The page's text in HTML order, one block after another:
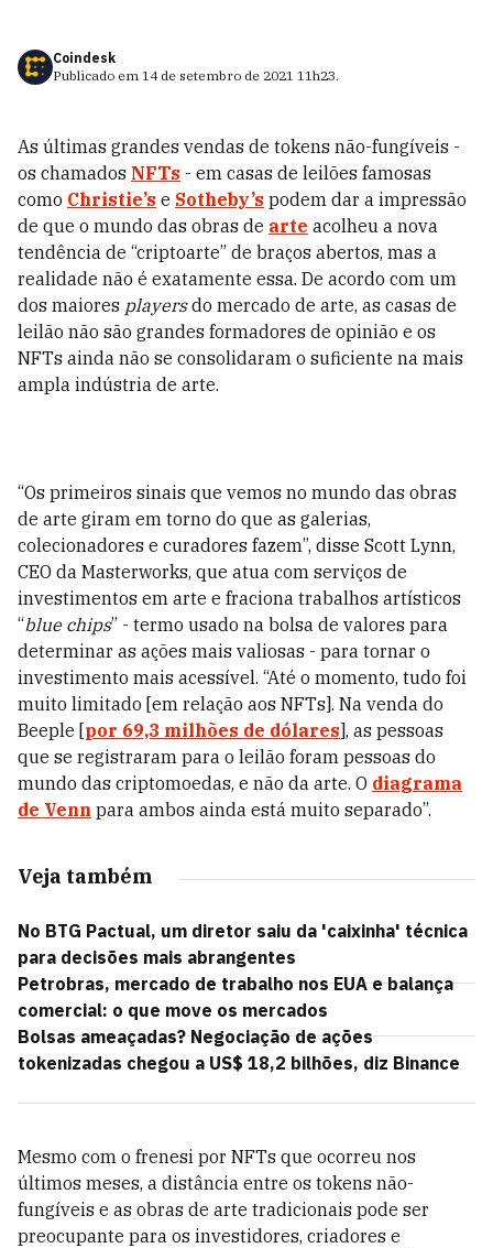
Coindesk
Publicado em 14 de setembro de 2021 11h23.
As últimas grandes vendas de tokens não-fungíveis -
os chamados NFTs - em casas de leilões famosas
como Christie’s e Sotheby’s podem dar a impressão
de que o mundo das obras de arte acolheu a nova
tendência de “criptoarte” de braços abertos, mas a
realidade não é exatamente essa. De acordo com um
dos maiores playersdo mercado de arte, as casas de
leilão não são grandes formadores de opinião e os
NFTs ainda não se consolidaram o suficiente na mais
ampla indústria de arte.
“Os primeiros sinais que vemos no mundo das obras
de arte giram em torno do que as galerias,
colecionadores e curadores fazem”, disse Scott Lynn,
CEO da Masterworks, que atua com serviços de
investimentos em arte e fraciona trabalhos artísticos
“blue chips” - termo usado na bolsa de valores para
determinar as ações mais valiosas - para tornar o
investimento mais acessível. “Até o momento, tudo foi
muito limitado [em relação aos NFTs]. Na venda do
Beeple [por 69,3 milhões de dólares], as pessoas
que se registraram para o leilão foram pessoas do
mundo das criptomoedas, e não da arte. O diagrama
de Venn para ambos ainda está muito separado”.
Veja também
No BTG Pactual, um diretor saiu da 'caixinha' técnica
para decisões mais abrangentes
Petrobras, mercado de trabalho nos EUA e balança
comercial: o que move os mercados
Bolsas ameaçadas? Negociação de ações
tokenizadas chegou a US$ 18,2 bilhões, diz Binance
Mesmo com o frenesi por NFTs que ocorreu nos
últimos meses, a distância entre os tokens não-
fungíveis e as obras de arte tradicionais pode ser
preocupante para os investidores, criadores e